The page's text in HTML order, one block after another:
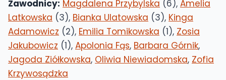
Zawodnicy: Magdalena Przybylska (6), Amelia
Latkowska (3), Bianka Ulatowska (3), Kinga
Adamowicz (2), Emilia Tomikowska (1), Zosia
Jakubowicz (1), Apolonia Fąs, Barbara Górnik,
Jagoda Ziółkowska, Oliwia Niewiadomska, Zofia
Krzywosądzka